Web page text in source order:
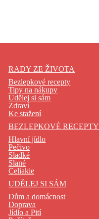
RADY ZE ŽIVOTA
Bezlepkové recepty
Tipy na nákupy
Udělej si sám
Zdraví
Ke stažení
BEZLEPKOVÉ RECEPTY
Hlavní jídlo
Pečivo
Sladké
Slané
Celiakie
UDĚLEJ SI SÁM
Dům a domácnost
Doprava
Jídlo a Pití